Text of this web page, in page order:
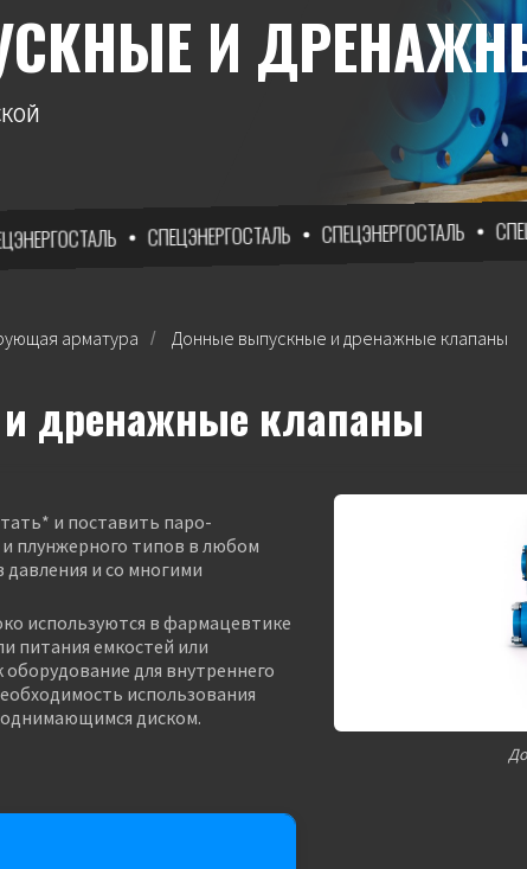
И
СПЕЦЭНЕРГОСТАЛЬ СПЕЦЭНЕРГОСТАЛЬ
арматура / Донные выпускные и дренажные клапаны
дренажные клапаны
и поставить паро-
плунжерного типов в любом
давления и со многими
используются в фармацевтике
питания емкостей или
для внутреннего
использования
диском.